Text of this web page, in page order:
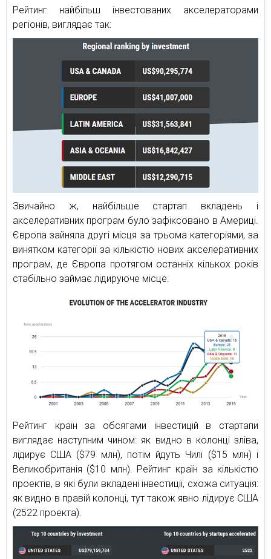
Рейтинг найбільш інвестованих акселераторами
регіонів, виглядає так:
Звичайно ж, найбільше стартап вкладень і
акселеративних програм було зафіксовано в Америці.
Європа зайняла другі місця за трьома категоріями, за
винятком категорії за кількістю нових акселеративних
програм, де Європа протягом останніх кількох років
стабільно займає лідируюче місце.
Рейтинг країн за обсягами інвестицій в стартапи
виглядає наступним чином: як видно в колонці зліва,
лідирує США ($79 млн), потім йдуть Чилі ($15 млн) і
Великобританія ($10 млн). Рейтинг країн за кількістю
проектів, в які були вкладені інвестиції, схожа ситуація:
як видно в правій колонці, тут також явно лідирує США
(2522 проекта).